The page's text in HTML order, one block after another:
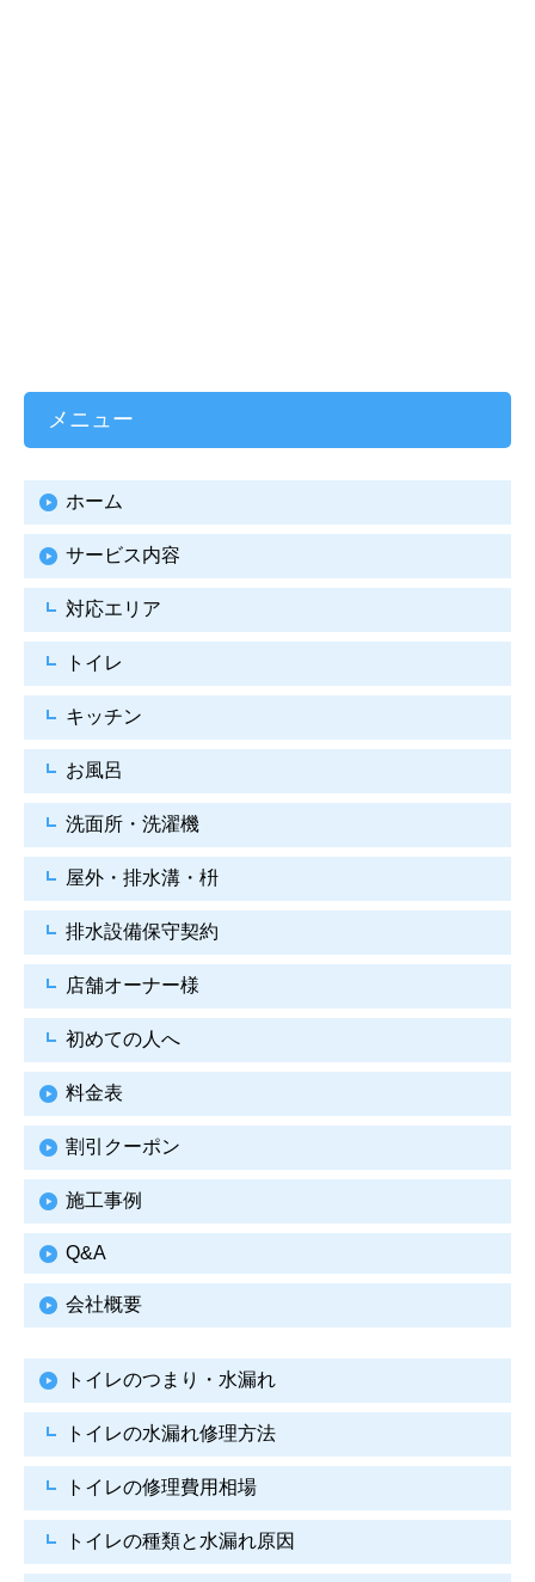
メニュー
ホーム
サービス内容
対応エリア
トイレ
キッチン
お風呂
洗面所・洗濯機
屋外・排水溝・枡
排水設備保守契約
店舗オーナー様
初めての人へ
料金表
割引クーポン
施工事例
Q&A
会社概要
トイレのつまり・水漏れ
トイレの水漏れ修理方法
トイレの修理費用相場
トイレの種類と水漏れ原因